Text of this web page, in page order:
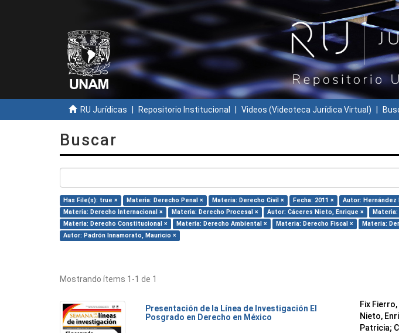
RU Jurídicas Repositorio Institucional Videos (Videoteca Jurídica Virtual)
Buscar
Has File(s): true × Materia: Derecho Penal × Materia: Derecho Civil × Fecha: 2011 ×
Autor: Hernández
Materia: Derecho Internacional ×
Materia: Derecho Procesal × Autor: Cáceres Nieto, Enrique ×
Materia: Derecho Constitucional ×
Materia: Derecho Ambiental × Materia: Derecho Fiscal × Materia:
Autor: Padrón Innamorato, Mauricio ×
Mostrando ítems 1-1 de 1
Presentación de la Línea de Investigación El
Posgrado en Derecho en México
Fix
Nieto,
Patricia;